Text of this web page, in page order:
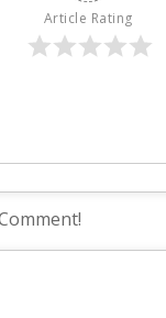
Article Rating